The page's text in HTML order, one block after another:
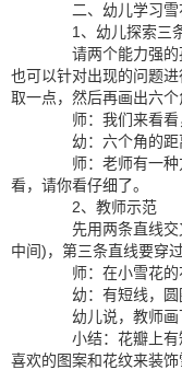
二、幼儿学习雪
1、幼儿探索三条
请两个能力强的
也可以针对出现的问题
取一点，然后再画出六个
师：我们来看看
幼：六个角的距
师：老师有一种
看，请你看仔细了。
2、教师示范
先用两条直线交
中间)，第三条直线要穿
师：在小雪花的
幼：有短线，圆
幼儿说，教师画
小结：花瓣上有
喜欢的图案和花纹来装饰